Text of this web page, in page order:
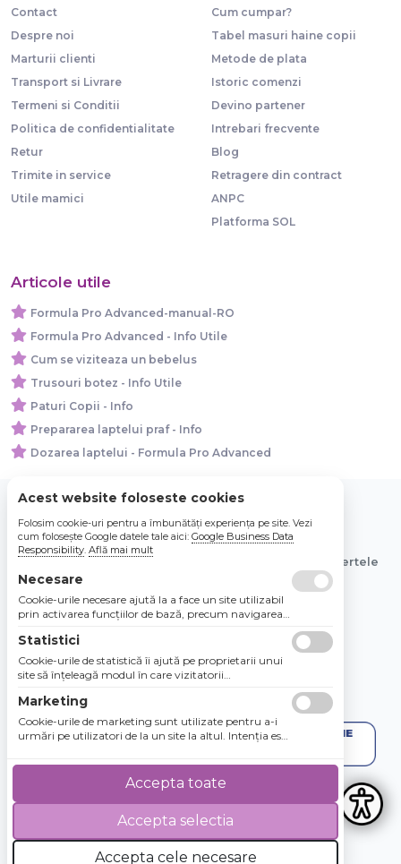
Contact
Despre noi
Marturii clienti
Transport si Livrare
Termeni si Conditii
Politica de confidentialitate
Retur
Trimite in service
Utile mamici
Cum cumpar?
Tabel masuri haine copii
Metode de plata
Istoric comenzi
Devino partener
Intrebari frecvente
Blog
Retragere din contract
ANPC
Platforma SOL
Articole utile
Formula Pro Advanced-manual-RO
Formula Pro Advanced - Info Utile
Cum se viziteaza un bebelus
Trusouri botez - Info Utile
Paturi Copii - Info
Prepararea laptelui praf - Info
Dozarea laptelui - Formula Pro Advanced
© 2026 Bebe Nou Online Store SRL
Toate preturile sunt exprimate in lei si includ tva. Ofertele
sunt valabile in limita stocului disponibil.
4.8 / 5 ★★★★★
Acest website foloseste cookies
Folosim cookie-uri pentru a îmbunătăți experiența pe site. Vezi
cum folosește Google datele tale aici: Google Business Data
Responsibility. Află mai mult
Necesare
Cookie-urile necesare ajută la a face un site utilizabil
prin activarea funcţiilor de bază, precum navigarea
Site-ul nu poate funcţiona corespunzător fără aceste
cookie-uri.
Statistici
Cookie-urile de statistică îi ajută pe proprietarii unui
site să înţeleagă modul în care vizitatorii
raportarea informaţiilor în mod anonim.
Marketing
Cookie-urile de marketing sunt utilizate pentru a-i
urmări pe utilizatori de la un site la altul. Intenţia este
utilizatorii individuali, aşadar ele sunt mai valoroase
pentru agenţiile de puiblicitate şi părţile terţe care se
Accepta cele necesare
Accepta selectia
Accepta toate